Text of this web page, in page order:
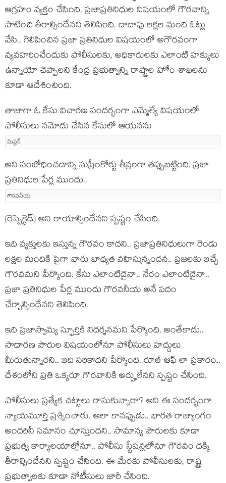
ఆగ్ర‌హం వ్య‌క్తం చేసింది. ప్ర‌జాప్ర‌తినిధుల విష‌యంలో గౌర‌వాన్ని
పాటించి తీరాల్సిందేన‌ని తెలిపింది. దాదాపు ల‌క్ష‌ల మంది ఓట్లు
వేసి.. గెలిపించిన ప్ర‌జా ప్ర‌తినిధుల విష‌యంలో అగౌర‌వంగా
వ్య‌వ‌హ‌రించేందుకు పోలీసుల‌కు, అధికారుల‌కు ఎలాంటి హ‌క్కులు
ఉన్నాయో చెప్పాల‌ని కేంద్ర ప్ర‌భుత్వాన్ని రాష్ట్రాల హోం శాఖ‌ల‌ను
కూడా ఆదేశించింది.
తాజాగా ఓ కేసు విచార‌ణ సంద‌ర్భంగా ఎమ్మెల్యే విష‌యంలో
పోలీసులు న‌మోదు చేసిన కేసులో ఆయ‌న‌ను
మిస్ట‌ర్‌
అని సంబోధించ‌డాన్ని సుప్రీంకోర్టు తీవ్రంగా త‌ప్పుబ‌ట్టింది. ప్ర‌జా
ప్ర‌తినిధుల పేర్ల ముందు..
గౌర‌వ‌నీయ‌
(రెస్పెక్టెడ్‌) అని రాయాల్సిందేన‌ని స్ప‌ష్టం చేసింది.
ఇది వ్య‌క్తుల‌కు ఇస్తున్న గౌర‌వం కాద‌ని.. ప్ర‌జాప్ర‌తినిధులుగా రెండు
ల‌క్ష‌ల మందికి పైగా వారు బాధ్య‌త వ‌హిస్తున్నంద‌న‌.. ప్ర‌జ‌ల‌కు ఇచ్చే
గౌర‌వ‌మ‌ని పేర్కొంది. కేసు ఎలాంటిదైనా.. నేరం ఎలాంటిదైనా..
ప్ర‌జా ప్ర‌తినిధుల పేర్ల ముందు గౌర‌వ‌నీయ అనే ప‌దం
చేర్చాల్సిందేన‌ని తెలిపింది.
ఇది ప్ర‌జాస్వామ్య స్ఫూర్తికి నిద‌ర్శ‌న‌మ‌ని పేర్కొంది. అంతేకాదు..
సాధార‌ణ పౌరుల విష‌యంలోనూ పోలీసులు హ‌ద్దులు
మీరుతున్నార‌ని.. ఇది స‌రికాద‌ని పేర్కొంది. రూల్ ఆఫ్ లా ప్ర‌కారం..
దేశంలోని ప్ర‌తి ఒక్క‌రూ గౌర‌వానికి అర్హులేన‌ని స్ప‌ష్టం చేసింది.
పోలీసులు ప్ర‌త్యేక చ‌ట్టాలు రాసుకున్నారా? అని ఈ సంద‌ర్భంగా
న్యాయ‌మూర్తి ప్ర‌శ్నించారు. అలా కాన‌ప్పుడు.. భార‌త రాజ్యాంగం
అంద‌రినీ స‌మానం చూస్తుంద‌ని.. సామాన్య పౌరుల‌కు కూడా
ప్ర‌భుత్వ కార్యాల‌యాల్లోనూ.. పోలీసు స్టేష‌న్ల‌లోనూ గౌర‌వం ద‌క్కి
తీరాల్సిందేన‌ని స్ప‌ష్టం చేసింది. ఈ మేర‌కు పోలీసులకు, రాష్ట్ర
ప్ర‌భుత్వాల‌కు కూడా నోటీసులు జారీ చేసింది.